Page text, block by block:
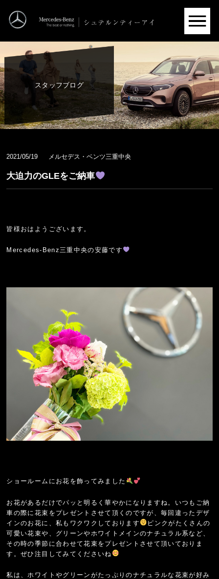
スタッフブログ
2021/05/19 メルセデス・ベンツ三重中央
大迫力のGLEをご納車
皆様おはようございます。
Mercedes-Benz三重中央の安藤です
ショールームにお花を飾ってみました
お花があるだけでパッと明るく華やかになりますね。いつもご納
車の際に花束をプレゼントさせて頂くのですが、毎回違ったデザ
インのお花に、私もワクワクしております
ピンクがたくさんの
可愛い花束や、グリーンやホワイトメインのナチュラル系など、
その時の季節に合わせて花束をプレゼントさせて頂いておりま
す。ぜひ注目してみてくださいね
私は、ホワイトやグリーンがたっぷりのナチュラルな花束が好み